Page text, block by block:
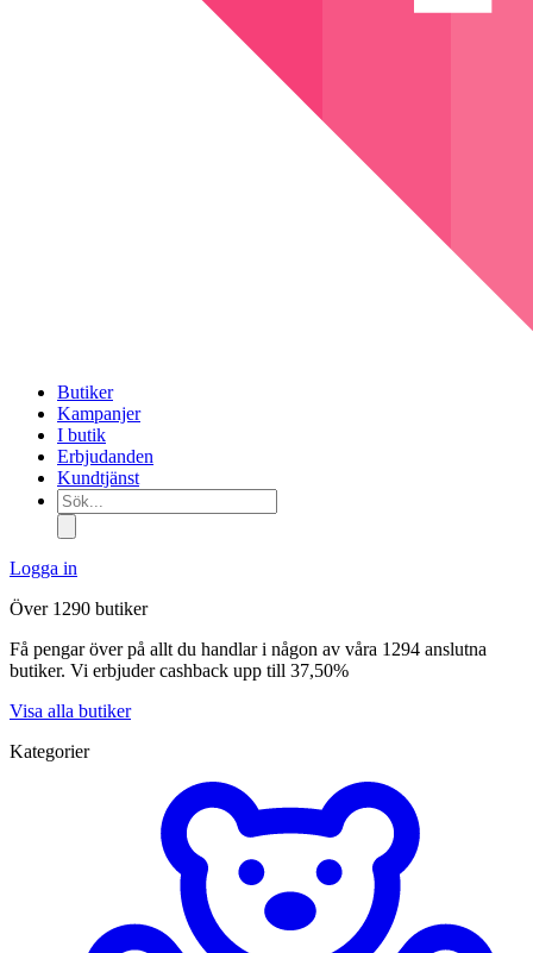
Butiker
Kampanjer
I butik
Erbjudanden
Kundtjänst
Sök...
Logga in
Över 1290 butiker
Få pengar över på allt du handlar i någon av våra 1294 anslutna
butiker. Vi erbjuder cashback upp till 37,50%
Visa alla butiker
Kategorier